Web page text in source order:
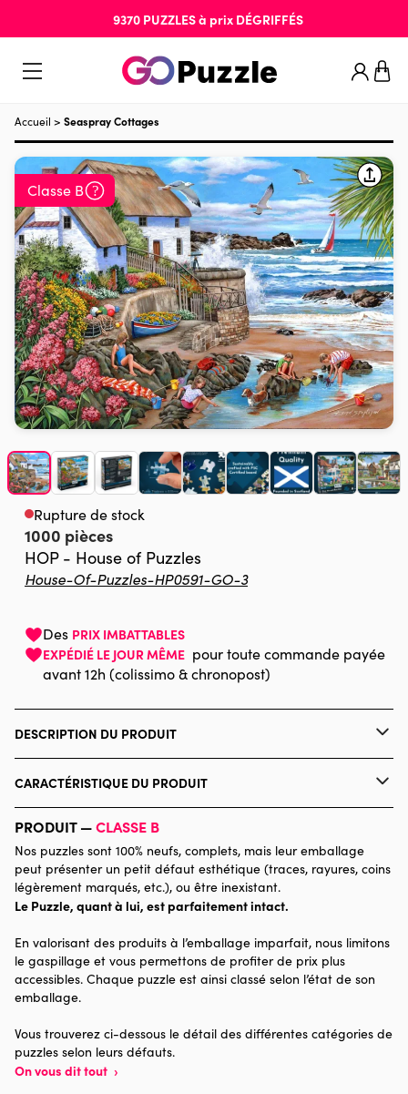
9370 PUZZLESà prix DÉGRIFFÉS
Accueil > Seaspray Cottages
Classe B
Rupture de stock
1000 pièces
HOP - House of Puzzles
House-Of-Puzzles-HP0591-GO-3
Des PRIX IMBATTABLES
EXPÉDIÉ LE JOUR MÊME pour toute commande payée
avant 12h (colissimo & chronopost)
DESCRIPTION DU PRODUIT
Keith Stapleton
CARACTÉRISTIQUE DU PRODUIT
Catégorie Puzzles - Mers et Océans
Age
Puzzle pour Adultes (500 à
Provenance
Dimensions
PRODUIT —CLASSE B
Nos puzzles sont 100% neufs, complets, mais leur emballage
peut présenter un petit défaut esthétique (traces, rayures, coins
légèrement marqués, etc.), ou être inexistant.
Le Puzzle, quant à lui, est parfaitement intact.
En valorisant des produits à l’emballage imparfait, nous limitons
le gaspillage et vous permettons de profiter de prix plus
accessibles. Chaque puzzle est ainsi classé selon l’état de son
emballage.
Vous trouverez ci-dessous le détail des différentes catégories de
puzzles selon leurs défauts.
On vous dit tout ›